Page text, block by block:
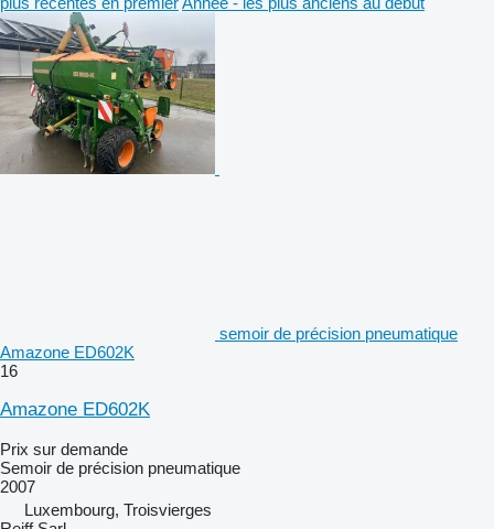
semoir de précision pneumatique
Amazone ED602K
16
Amazone ED602K
Prix sur demande
Semoir de précision pneumatique
2007
Luxembourg, Troisvierges